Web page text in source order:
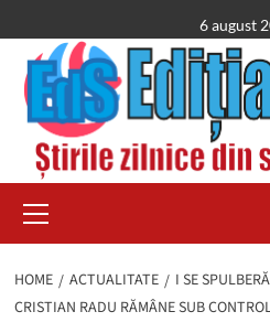
to
content
6 august
Menu
HOME ACTUALITATE
I SE
CRISTIAN RADU RĂMÂNE SUB